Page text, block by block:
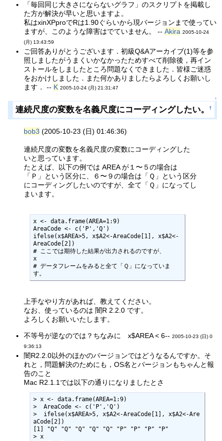
「毎回同じ大きさにならないグラフ」のスクリプトを掲載し
た方が解決が早いと思いますよ。
私はxinXPproでRは1.90ぐらいから現バージョンまで使ってい
ますが、このような障害はでていません。 --Akira 2005-10-24
(月) 13:43:59
ご回答ありがとうございます．初級Q&Aアーカイブ(1)等を参
照しましたがうまくいかなかったためすべて削除後，再イン
ストールをしましたところ問題なくできました．皆様ご迷惑
をおかけしました．また何かありましたらよろしくお願いし
ます． -- K 2005-10-24 (月) 21:31:47
↑
連続尺度の変数を名義尺度にコーディングしたい。†
bob3 (2005-10-23 (日) 01:46:36)
連続尺度の変数を名義尺度の変数にコーディングした
いと思っています。
たとえば、以下の例では AREA が１〜５の場合は
「Ｐ」という区分に、６〜９の場合は「Ｑ」という区分
にコーディングしたいのですが、全て「Ｑ」になってし
まいます。
x <- data.frame(AREA=1:9)
AreaCode <- c('P','Q')
ifelse(x$AREA>5, x$A2<-AreaCode[1], x$A2<-
AreaCode[2])
# ここでは期待した結果が出力されるのですが、
x
# データフレームをみると全て「Ｑ」になっていま
す。
上手なやり方があれば、教えてください。
なお、使っているのは 闇R 2.2.0 です。
よろしくお願いいたします。
不等号が逆なのでは？ちなみに x$AREA < 6--2005-10-23 (日) 0
9:36:13
闇R2.2.0以外のほかのバージョンではどうなるんですか。そ
れと，問題解決のためにも，OS名とバージョンもちゃんと報
告のこと
Mac R2.1.1では以下の通りになりましたとさ
> x <- data.frame(AREA=1:9)
>  AreaCode <- c('P','Q')
>  ifelse(x$AREA>5, x$A2<-AreaCode[1], x$A2<-Are
aCode[2])
[1] "Q" "Q" "Q" "Q" "Q" "P" "P" "P" "P"
> x